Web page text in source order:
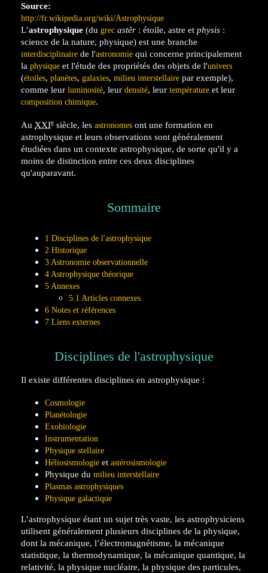
Source:
http://fr.wikipedia.org/wiki/Astrophysique
L’astrophysique (du grec astêr : étoile, astre et physis :
science de la nature, physique) est une branche
interdisciplinaire de l'astronomie qui concerne principalement
la physique et l'étude des propriétés des objets de l'univers
(étoiles, planètes, galaxies, milieu interstellaire par exemple),
comme leur luminosité, leur densité, leur température et leur
composition chimique.
Au XXIe siècle, les astronomes ont une formation en
astrophysique et leurs observations sont généralement
étudiées dans un contexte astrophysique, de sorte qu'il y a
moins de distinction entre ces deux disciplines
qu'auparavant.
Sommaire
1 Disciplines de l'astrophysique
2 Historique
3 Astronomie observationnelle
4 Astrophysique théorique
5 Annexes
5.1 Articles connexes
6 Notes et références
7 Liens externes
Disciplines de l'astrophysique
Il existe différentes disciplines en astrophysique :
Cosmologie
Planétologie
Exobiologie
Instrumentation
Physique stellaire
Héliosismologie et astérosismologie
Physique du milieu interstellaire
Plasmas astrophysiques
Physique galactique
L’astrophysique étant un sujet très vaste, les astrophysiciens
utilisent généralement plusieurs disciplines de la physique,
dont la mécanique, l’électromagnétisme, la mécanique
statistique, la thermodynamique, la mécanique quantique, la
relativité, la physique nucléaire, la physique des particules,